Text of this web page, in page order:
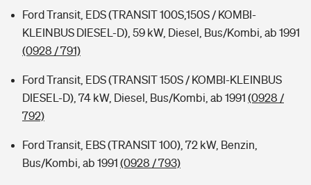
Ford Transit, EDS (TRANSIT 100S,150S / KOMBI-
KLEINBUS DIESEL-D), 59 kW, Diesel, Bus/Kombi, ab 1991
(0928 / 791)
Ford Transit, EDS (TRANSIT 150S / KOMBI-KLEINBUS
DIESEL-D), 74 kW, Diesel, Bus/Kombi, ab 1991 (0928 /
792)
Ford Transit, EBS (TRANSIT 100), 72 kW, Benzin,
Bus/Kombi, ab 1991 (0928 / 793)